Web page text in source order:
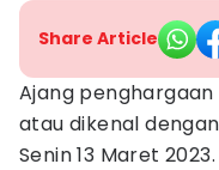
Share Article
Ajang
atau dikenal
Senin 13 Maret